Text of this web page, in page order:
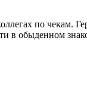
по чекам.
обыденном